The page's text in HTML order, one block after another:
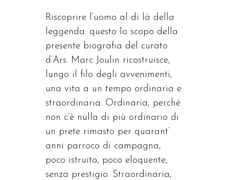
Riscoprire l’uomo al di là della
leggenda: questo lo scopo della
presente biografia del curato
d’Ars. Marc Joulin ricostruisce,
lungo il filo degli avvenimenti,
una vita a un tempo ordinaria e
straordinaria. Ordinaria, perché
non c’è nulla di più ordinario di
un prete rimasto per quarant’
anni parroco di campagna,
poco istruito, poco eloquente,
senza prestigio. Straordinaria,